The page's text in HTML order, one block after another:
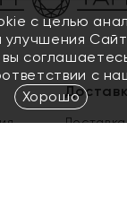
с целью
улучшения
с
Хорошо